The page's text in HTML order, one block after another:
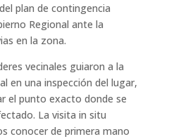
plan de contingencia
Regional ante la
en la zona.
vecinales guiaron a la
en una inspección del lugar,
el punto exacto donde se
La visita in situ
conocer de primera mano